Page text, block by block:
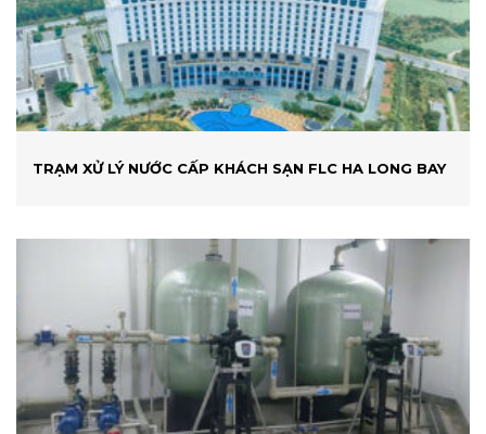
TRẠM XỬ LÝ NƯỚC CẤP KHÁCH SẠN FLC HA LONG BAY